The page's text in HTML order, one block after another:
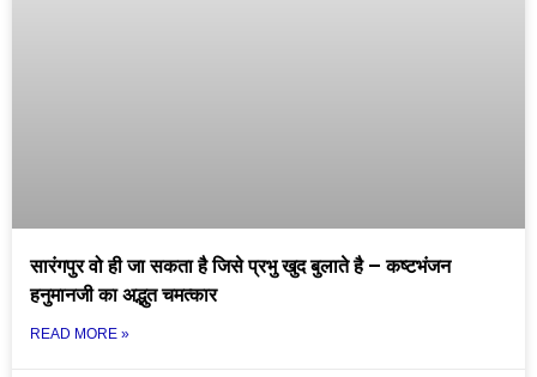
सारंगपुर वो ही जा सकता है जिसे प्रभु खुद बुलाते है – कष्टभंजन
हनुमानजी का अद्भुत चमत्कार
READ MORE »